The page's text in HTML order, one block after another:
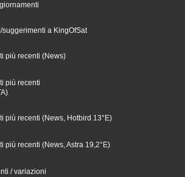
suggerimenti a KingOfSat
più recenti (News)
più recenti
più recenti (News, Hotbird 13°E)
più recenti (News, Astra 19,2°E)
/ variazioni